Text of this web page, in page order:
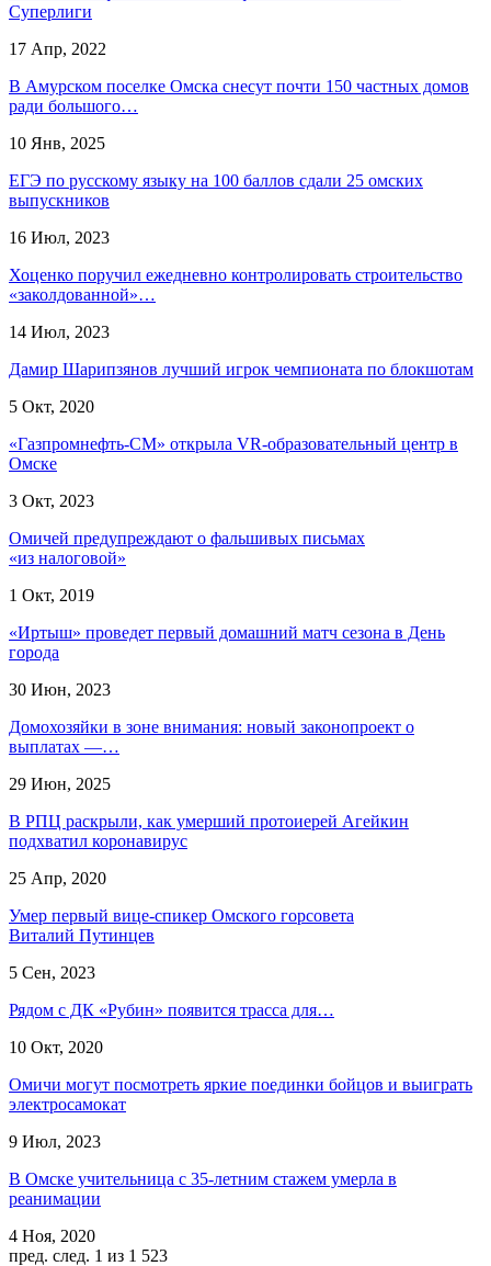
Суперлиги
17 Апр, 2022
В Амурском поселке Омска снесут почти 150 частных домов
ради большого…
10 Янв, 2025
ЕГЭ по русскому языку на 100 баллов сдали 25 омских
выпускников
16 Июл, 2023
Хоценко поручил ежедневно контролировать строительство
«заколдованной»…
14 Июл, 2023
Дамир Шарипзянов лучший игрок чемпионата по блокшотам
5 Окт, 2020
«Газпромнефть-СМ» открыла VR-образовательный центр в
Омске
3 Окт, 2023
Омичей предупреждают о фальшивых письмах
«из налоговой»
1 Окт, 2019
«Иртыш» проведет первый домашний матч сезона в День
города
30 Июн, 2023
Домохозяйки в зоне внимания: новый законопроект о
выплатах —…
29 Июн, 2025
В РПЦ раскрыли, как умерший протоиерей Агейкин
подхватил коронавирус
25 Апр, 2020
Умер первый вице-спикер Омского горсовета
Виталий Путинцев
5 Сен, 2023
Рядом с ДК «Рубин» появится трасса для…
10 Окт, 2020
Омичи могут посмотреть яркие поединки бойцов и выиграть
электросамокат
9 Июл, 2023
В Омске учительница с 35-летним стажем умерла в
реанимации
4 Ноя, 2020
пред. след. 1 из 1 523